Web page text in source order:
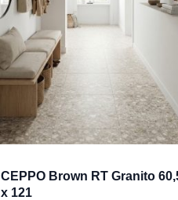
CEPPO Brown RT Granito
x 121